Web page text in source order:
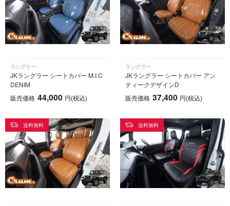
ラングラー
JKラングラー シートカバー M.I.C
DENIM
販売価格 44,000 円(税込)
ラングラー
JKラングラー シートカバー アン
ティークデザインD
販売価格 37,400 円(税込)
送料無料 送料無料